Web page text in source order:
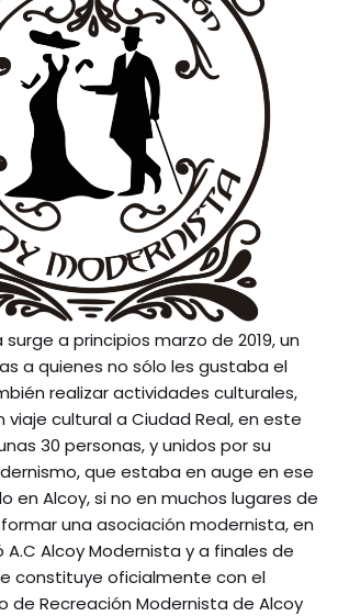
a principios marzo de 2019, un
a quienes no sólo les gustaba el
realizar actividades culturales,
viaje cultural a Ciudad Real, en este
30 personas, y unidos por su
que estaba en auge en ese
en Alcoy, si no en muchos lugares de
una asociación modernista, en
A.C Alcoy Modernista y a finales de
constituye oficialmente con el
de Recreación Modernista de Alcoy